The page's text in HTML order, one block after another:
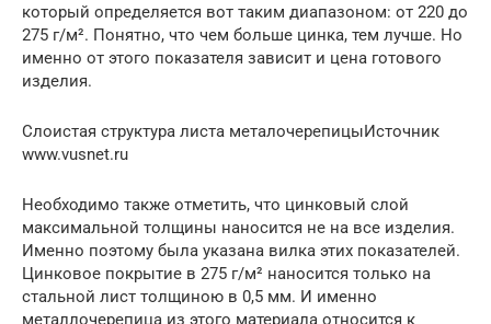
который определяется вот таким диапазоном: от 220 до
275 г/м². Понятно, что чем больше цинка, тем лучше. Но
именно от этого показателя зависит и цена готового
изделия.
Слоистая структура листа металочерепицыИсточник
www.vusnet.ru
Необходимо также отметить, что цинковый слой
максимальной толщины наносится не на все изделия.
Именно поэтому была указана вилка этих показателей.
Цинковое покрытие в 275 г/м² наносится только на
стальной лист толщиною в 0,5 мм. И именно
металлочерепица из этого материала относится к